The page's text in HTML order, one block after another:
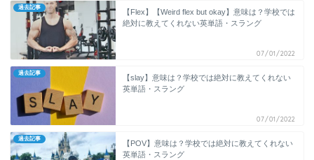
過去記事
【Flex】【Weird flex but okay】意味は？学校では
絶対に教えてくれない英単語・スラング
07/01/2022
過去記事
【slay】意味は？学校では絶対に教えてくれない
英単語・スラング
07/01/2022
過去記事
【POV】意味は？学校では絶対に教えてくれない
英単語・スラング